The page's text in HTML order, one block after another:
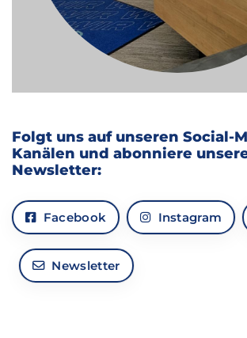
Folgt uns auf unseren Social-
Kanälen und abonniere
Newsletter:
Facebook Instagram
Newsletter